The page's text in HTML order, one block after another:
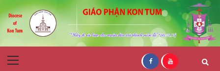
to
navigation
to
content
Giáo Phận Kon
Menu